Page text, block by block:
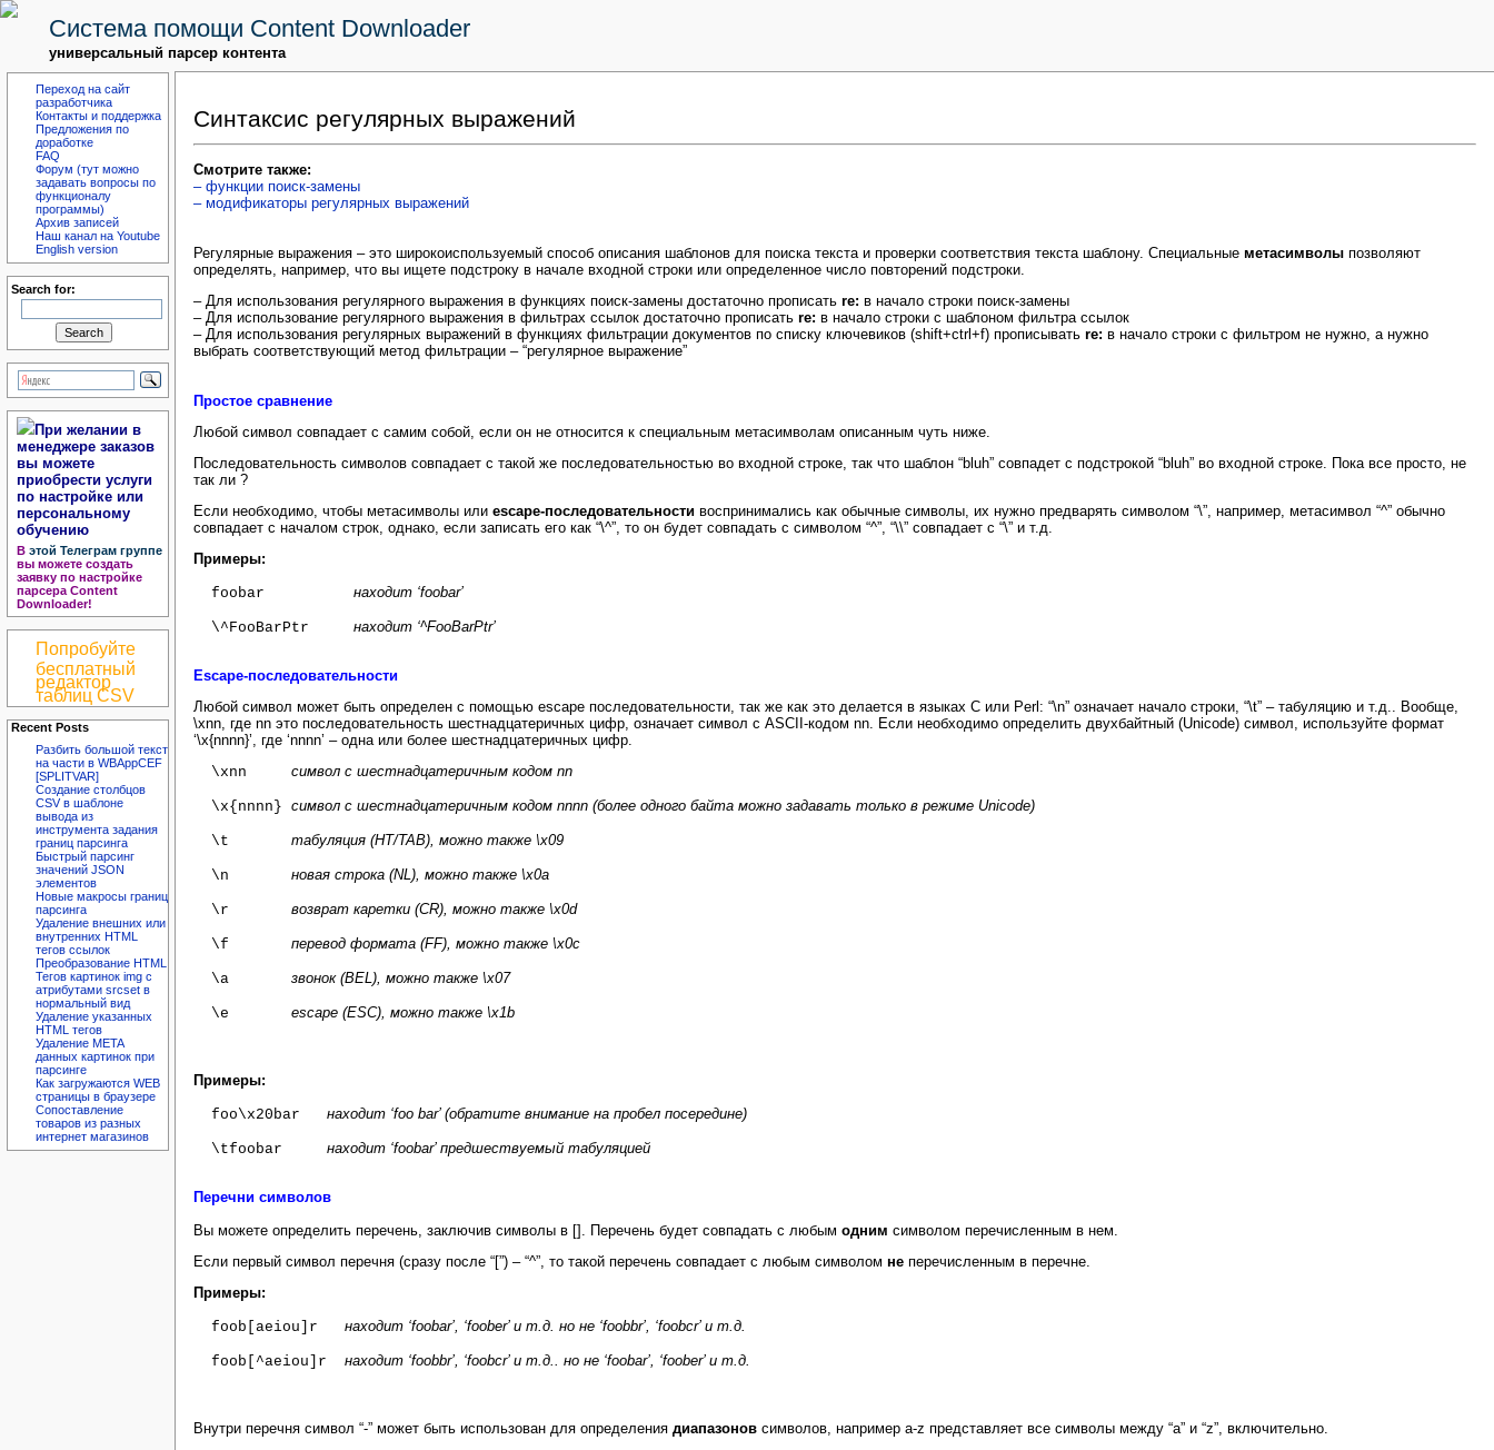
Система помощи Content Downloader
универсальный парсер контента
Переход на сайт
разработчика
Контакты и поддержка
Предложения по
доработке
FAQ
Форум (тут можно
задавать вопросы по
функционалу
программы)
Архив записей
Наш канал на Youtube
English version
Search for:
При желании в
менеджере заказов
вы можете
приобрести услуги
по настройке или
персональному
обучению
В этой Телеграм группе
вы можете создать
заявку по настройке
парсера Content
Downloader!
Попробуйте
бесплатный
редактор
таблиц CSV
Recent Posts
Разбить большой текст
на части в WBAppCEF
[SPLITVAR]
Создание столбцов
CSV в шаблоне
вывода из
инструмента задания
границ парсинга
Быстрый парсинг
значений JSON
элементов
Новые макросы границ
парсинга
Удаление внешних или
внутренних HTML
тегов ссылок
Преобразование HTML
Тегов картинок img с
атрибутами srcset в
нормальный вид
Удаление указанных
HTML тегов
Удаление META
данных картинок при
парсинге
Как загружаются WEB
страницы в браузере
Сопоставление
товаров из разных
интернет магазинов
Синтаксис регулярных выражений
Смотрите также:
– функции поиск-замены
– модификаторы регулярных выражений
Регулярные выражения – это широкоиспользуемый способ описания шаблонов для поиска текста и проверки соответствия текста шаблону. Специальные метасимволы позволяют
определять, например, что вы ищете подстроку в начале входной строки или определенное число повторений подстроки.
– Для использования регулярного выражения в функциях поиск-замены достаточно прописать re: в начало строки поиск-замены
– Для использование регулярного выражения в фильтрах ссылок достаточно прописать re: в начало строки с шаблоном фильтра ссылок
– Для использования регулярных выражений в функциях фильтрации документов по списку ключевиков (shift+ctrl+f) прописывать re: в начало строки с фильтром не нужно, а нужно
выбрать соответствующий метод фильтрации – “регулярное выражение”
Простое сравнение
Любой символ совпадает с самим собой, если он не относится к специальным метасимволам описанным чуть ниже.
Последовательность символов совпадает с такой же последовательностью во входной строке, так что шаблон “bluh” совпадет с подстрокой “bluh” во входной строке. Пока все просто, не
так ли ?
Если необходимо, чтобы метасимволы или escape-последовательности воспринимались как обычные символы, их нужно предварять символом “\”, например, метасимвол “^” обычно
совпадает с началом строк, однако, если записать его как “\^”, то он будет совпадать с символом “^”, “\\” совпадает с “\” и т.д.
Примеры:
foobar находит ‘foobar’
\^FooBarPtr находит ‘^FooBarPtr’
Escape-последовательности
Любой символ может быть определен с помощью escape последовательности, так же как это делается в языках C или Perl: “\n” означает начало строки, “\t” – табуляцию и т.д.. Вообще,
\xnn, где nn это последовательность шестнадцатеричных цифр, означает символ с ASCII-кодом nn. Если необходимо определить двухбайтный (Unicode) символ, используйте формат
‘\x{nnnn}’, где ‘nnnn’ – одна или более шестнадцатеричных цифр.
\xnn символ с шестнадцатеричным кодом nn
\x{nnnn} символ с шестнадцатеричным кодом nnnn (более одного байта можно задавать только в режиме Unicode)
\t табуляция (HT/TAB), можно также \x09
\n новая строка (NL), можно также \x0a
\r возврат каретки (CR), можно также \x0d
\f перевод формата (FF), можно также \x0c
\a звонок (BEL), можно также \x07
\e escape (ESC), можно также \x1b
Примеры:
foo\x20bar находит ‘foo bar’ (обратите внимание на пробел посередине)
\tfoobar находит ‘foobar’ предшествуемый табуляцией
Перечни символов
Вы можете определить перечень, заключив символы в []. Перечень будет совпадать с любым одним символом перечисленным в нем.
Если первый символ перечня (сразу после “[”) – “^”, то такой перечень совпадает с любым символом не перечисленным в перечне.
Примеры:
foob[aeiou]r находит ‘foobar’, ‘foober’ и т.д. но не ‘foobbr’, ‘foobcr’ и т.д.
foob[^aeiou]r находит ‘foobbr’, ‘foobcr’ и т.д.. но не ‘foobar’, ‘foober’ и т.д.
Внутри перечня символ “-” может быть использован для определения диапазонов символов, например a-z представляет все символы между “a” и “z”, включительно.